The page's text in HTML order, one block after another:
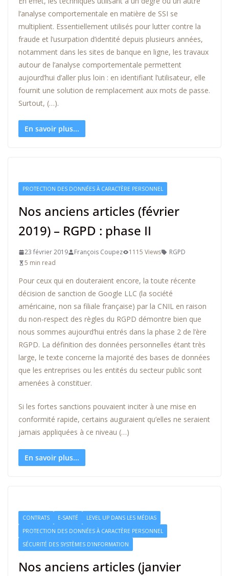
l’analyse comportementale en matière de SSI se
multiplient. Essentiellement utilisés pour lutter contre la
fraude et l’usurpation d’identité depuis plusieurs années,
notamment dans les sites de banque en ligne, les travaux
autour de l’analyse comportementale permettent
aujourd’hui d’aller plus loin : en identifiant l’utilisateur, elle
fournit une solution de remplacement aux mots de passe.
Surtout, (…).
En savoir plus...
PROTECTION DES DONNÉES À CARACTÈRE PERSONNEL
Nos anciens articles (février
2019) – RGPD : phase II
23 février 2019 François Coupez 1115 Views
RGPD
5 min read
Pour ceux qui en douteraient encore, la toute récente
décision de sanction de Google LLC (la société
américaine, non sa filiale française) par la CNIL en raison
du non-respect des règles du RGPD démontre bien que
nous sommes aujourd’hui entrés dans la phase 2 de l’ère
RGPD. La définition des données personnelles étant très
large, le texte concerne la majorité des bases de données
que les entreprises ou les entités du secteur public sont
amenées à constituer.
Si les fortes sanctions pouvaient inciter à une mise en
conformité rapide, certains auguraient qu’elles ne seraient
jamais appliquées à ce niveau (…)
En savoir plus...
CONTRATS E-SANTÉ
LEVEL UP DANS LES MÉDIAS
PROTECTION DES DONNÉES À CARACTÈRE PERSONNEL
SÉCURITÉ DES SYSTÈMES D'INFORMATION
Nos anciens articles (janvier